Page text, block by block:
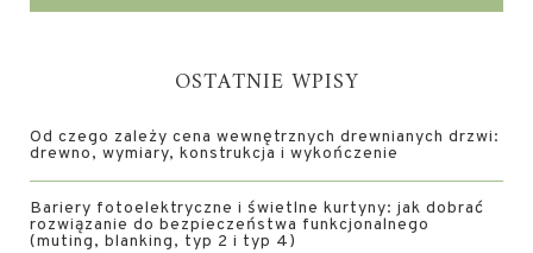
OSTATNIE WPISY
Od czego zależy cena wewnętrznych drewnianych drzwi:
drewno, wymiary, konstrukcja i wykończenie
Bariery fotoelektryczne i świetlne kurtyny: jak dobrać
rozwiązanie do bezpieczeństwa funkcjonalnego
(muting, blanking, typ 2 i typ 4)